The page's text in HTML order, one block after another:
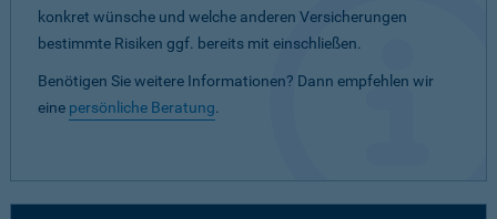
konkret wünsche und welche anderen Versicherungen
bestimmte Risiken ggf. bereits mit einschließen.
Benötigen Sie weitere Informationen? Dann empfehlen wir
eine persönliche Beratung.